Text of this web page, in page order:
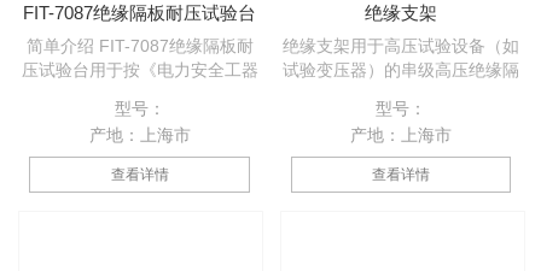
FIT-7087绝缘隔板耐压试验台
简单介绍 FIT-7087绝缘隔板耐
压试验台用于按《电力安全工器
隔板的表面及厚度方向进行工频
耐压试验。
型号：
产地：上海市
查看详情
绝缘支架
绝缘支架用于高压试验设备（如
试验变压器）的串级高压绝缘隔
要设计定做
型号：
产地：上海市
查看详情